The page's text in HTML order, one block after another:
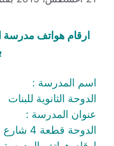
ارقام هواتف مدرسة
اسم المدرسة :
الدوحة الثانوية للبنات
عنوان المدرسة :
الدوحة قطعة 4 شارع المرقش